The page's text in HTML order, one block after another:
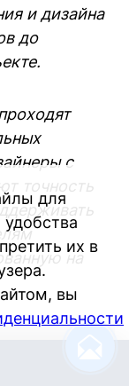
и дизайна
до
с
точность
на
для
удобства
их в
вы